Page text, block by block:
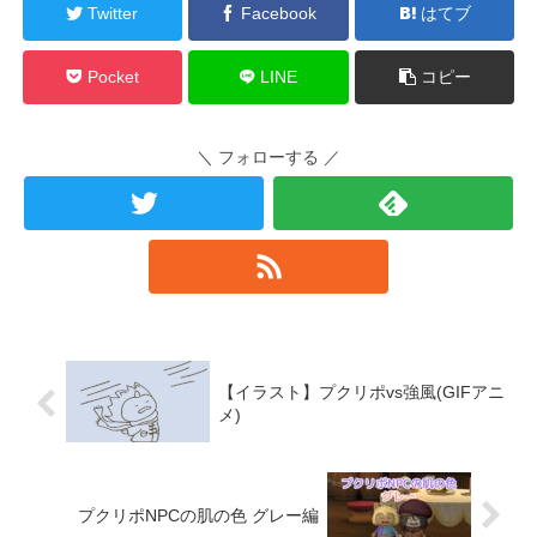
Twitter Facebook はてブ
Pocket LINE コピー
＼ フォローする ／
【イラスト】プクリポvs強風(GIFアニ
メ)
プクリポNPCの肌の色 グレー編